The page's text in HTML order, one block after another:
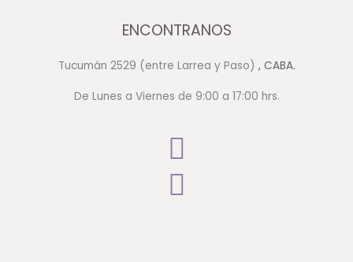
ENCONTRANOS
Tucumán 2529 (entre Larrea y Paso) , CABA.
De Lunes a Viernes de 9:00 a 17:00 hrs.